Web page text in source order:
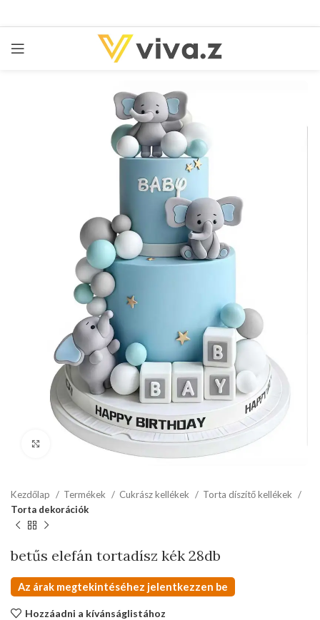
kattints a kinagyításhoz
Kezdőlap Termékek Cukrász kellékek
Torta díszítő kellékek
Torta dekorációk
betűs elefán tortadísz kék 28db
Az árak megtekintéséhez jelentkezzen be
Hozzáadni a kívánságlistához